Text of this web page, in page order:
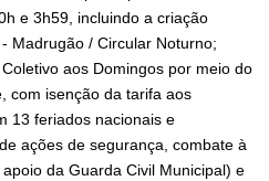
e 3h59, incluindo a criação
Madrugão / Circular Noturno;
aos Domingos por meio do
com isenção da tarifa aos
13 feriados nacionais e
ações de segurança, combate à
da Guarda Civil Municipal) e